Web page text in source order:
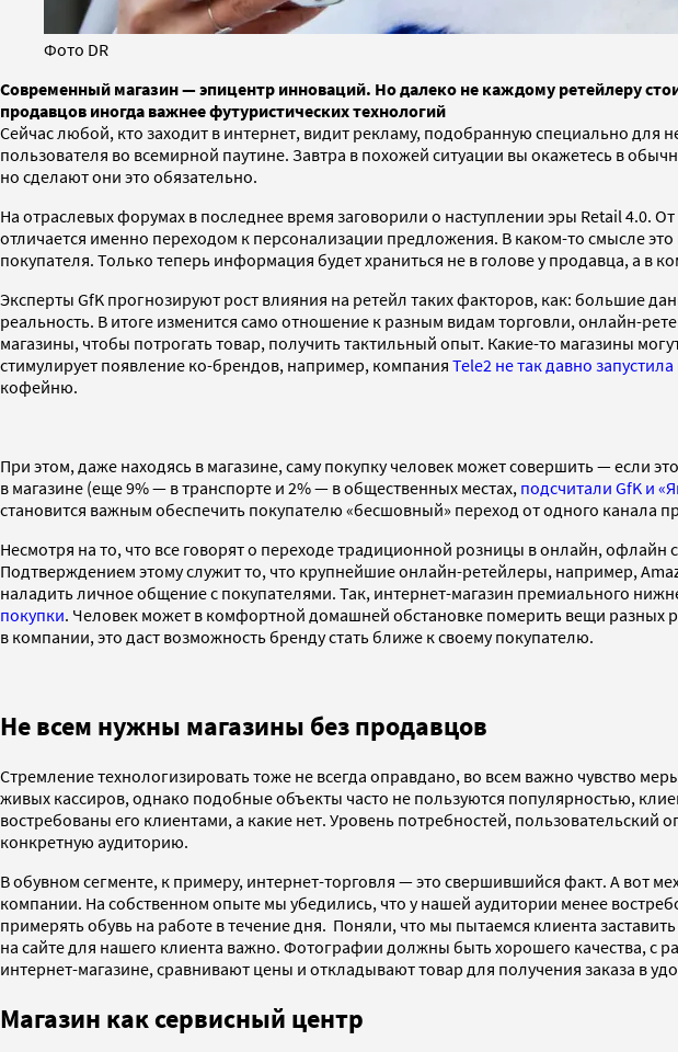
Фото DR
Современный магазин — эпицентр инноваций. Но далеко не каждому ретейлеру
продавцов иногда важнее футуристических технологий
Сейчас любой, кто заходит в интернет, видит рекламу, подобранную специально для
пользователя во всемирной паутине. Завтра в похожей ситуации вы окажетесь в
но сделают они это обязательно.
На отраслевых форумах в последнее время заговорили о наступлении эры Retail 4.0.
отличается именно переходом к персонализации предложения. В каком-то смысле
покупателя. Только теперь информация будет храниться не в голове у продавца, а в
Эксперты GfK прогнозируют рост влияния на ретейл таких факторов, как: большие
реальность. В итоге изменится само отношение к разным видам торговли, онлайн-
магазины, чтобы потрогать товар, получить тактильный опыт. Какие-то магазины
стимулирует появление ко-брендов, например, компания Tele2 не так давно
кофейню.
При этом, даже находясь в магазине, саму покупку человек может совершить — если
в магазине (еще 9% — в транспорте и 2% — в общественных местах, подсчитали GfK и
становится важным обеспечить покупателю «бесшовный» переход от одного канала
Несмотря на то, что все говорят о переходе традиционной розницы в онлайн,
Подтверждением этому служит то, что крупнейшие онлайн-ретейлеры, например,
наладить личное общение с покупателями. Так, интернет-магазин премиального
покупки. Человек может в комфортной домашней обстановке померить вещи разных
в компании, это даст возможность бренду стать ближе к своему покупателю.
Не всем нужны магазины без продавцов
Стремление технологизировать тоже не всегда оправдано, во всем важно чувство
живых кассиров, однако подобные объекты часто не пользуются популярностью,
востребованы его клиентами, а какие нет. Уровень потребностей,
конкретную аудиторию.
В обувном сегменте, к примеру, интернет-торговля — это свершившийся факт. А вот
компании. На собственном опыте мы убедились, что у нашей аудитории менее
примерять обувь на работе в течение дня. Поняли, что мы пытаемся клиента
на сайте для нашего клиента важно. Фотографии должны быть хорошего качества, с
интернет-магазине, сравнивают цены и откладывают товар для получения заказа в
Магазин как сервисный центр